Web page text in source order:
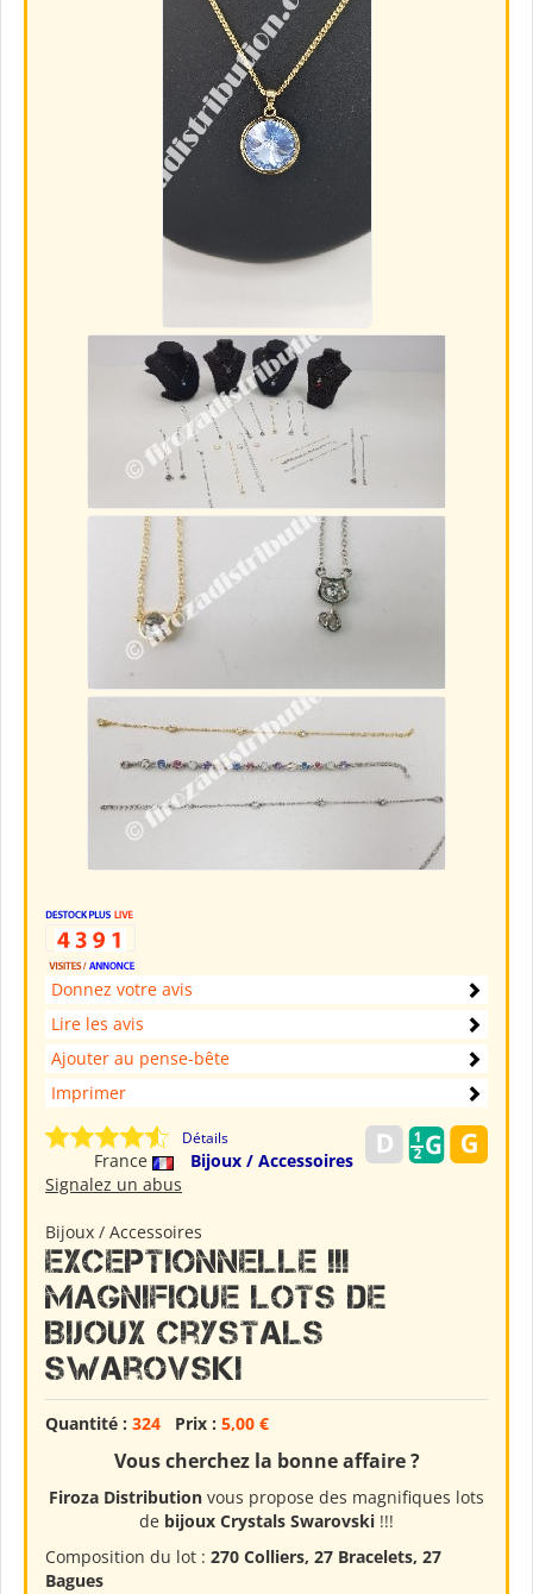
Donnez votre avis
Lire les avis
Ajouter au pense-bête
Imprimer
Détails
France
Bijoux / Accessoires
Signalez un abus
Bijoux / Accessoires
Exceptionnelle !!!
Magnifique lots de
Bijoux Crystals
Swarovski
Quantité : 324 Prix : 5,00 €
Vous cherchez la bonne affaire ?
Firoza Distribution vous propose des magnifiques lots
de bijoux Crystals Swarovski !!!
Composition du lot : 270 Colliers, 27 Bracelets, 27
Bagues